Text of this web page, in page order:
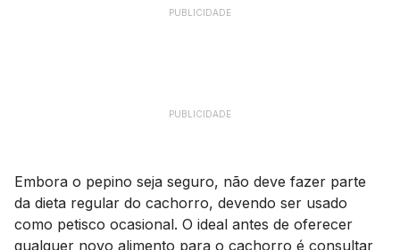
PUBLICIDADE
PUBLICIDADE
Embora o pepino seja seguro, não deve fazer parte
da dieta regular do cachorro, devendo ser usado
como petisco ocasional. O ideal antes de oferecer
qualquer novo alimento para o cachorro é consultar